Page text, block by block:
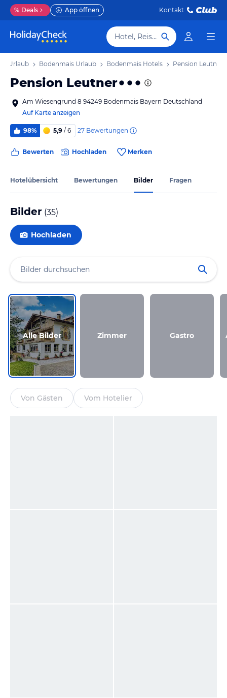
% Deals App öffnen Kontakt
Hotel, Reiseziel
Urlaub Bodenmais Urlaub Bodenmais Hotels Pension Leutner
Pension Leutner
Am Wiesengrund 8 94249 Bodenmais Bayern Deutschland
Auf Karte anzeigen
98% 5,9 / 6 27 Bewertungen
Bewerten Hochladen Merken
Hotelübersicht Bewertungen Bilder Fragen
Bilder (35)
Hochladen
Alle Bilder Zimmer Gastro
Von Gästen Vom Hotelier